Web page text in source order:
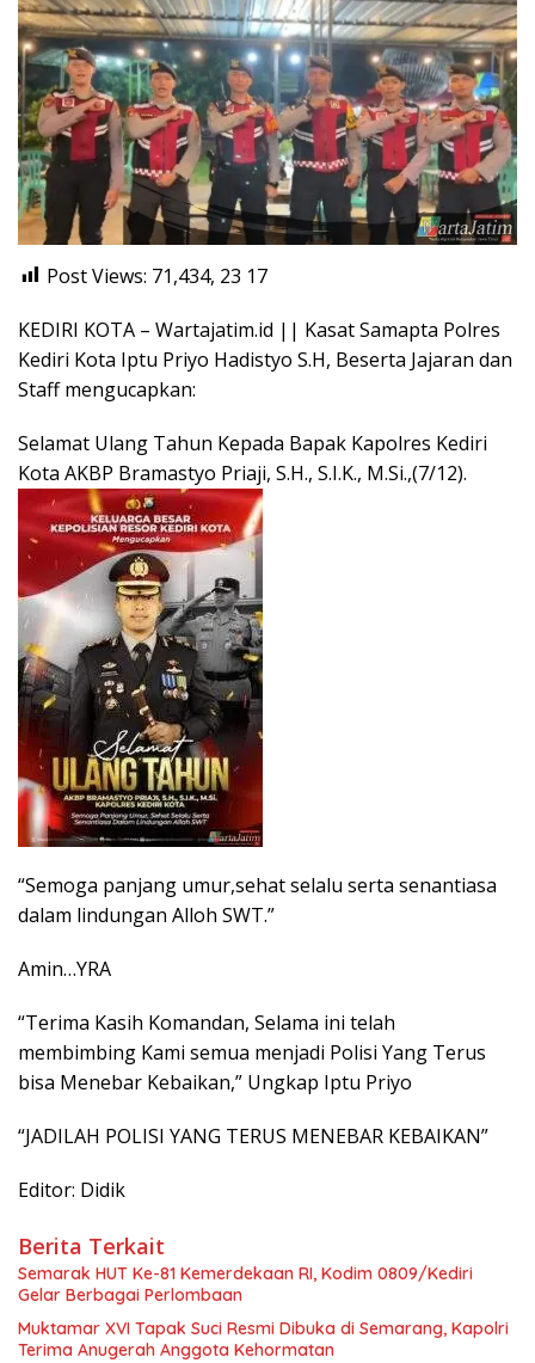
Post Views: 71,434, 23 17
KEDIRI KOTA – Wartajatim.id || Kasat Samapta Polres
Kediri Kota Iptu Priyo Hadistyo S.H, Beserta Jajaran dan
Staff mengucapkan:
Selamat Ulang Tahun Kepada Bapak Kapolres Kediri
Kota AKBP Bramastyo Priaji, S.H., S.I.K., M.Si.,(7/12).
“Semoga panjang umur,sehat selalu serta senantiasa
dalam lindungan Alloh SWT.”
Amin…YRA
“Terima Kasih Komandan, Selama ini telah
membimbing Kami semua menjadi Polisi Yang Terus
bisa Menebar Kebaikan,” Ungkap Iptu Priyo
“JADILAH POLISI YANG TERUS MENEBAR KEBAIKAN”
Editor: Didik
Berita Terkait
Semarak HUT Ke-81 Kemerdekaan RI, Kodim 0809/Kediri
Gelar Berbagai Perlombaan
Muktamar XVI Tapak Suci Resmi Dibuka di Semarang, Kapolri
Terima Anugerah Anggota Kehormatan